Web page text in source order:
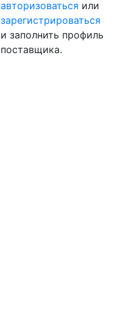
авторизоваться или
зарегистрироваться
и заполнить профиль
поставщика.